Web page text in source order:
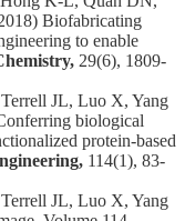
Biofabricating
to enable
29(6), 1809-
JL, Luo X, Yang
biological
protein‐based
114(1), 83-
JL, Luo X, Yang